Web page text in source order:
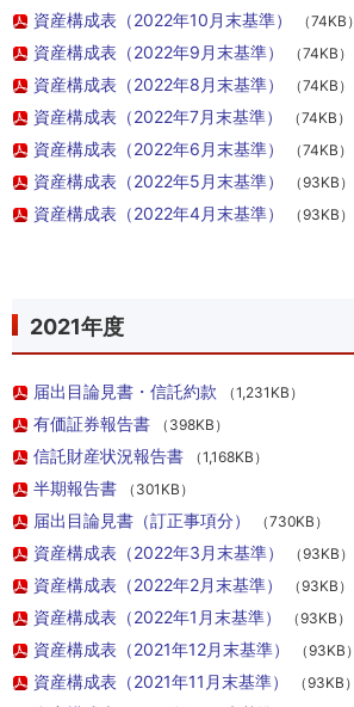
資産構成表（2022年10月末基準） （74KB）
資産構成表（2022年9月末基準） （74KB）
資産構成表（2022年8月末基準） （74KB）
資産構成表（2022年7月末基準） （74KB）
資産構成表（2022年6月末基準） （74KB）
資産構成表（2022年5月末基準） （93KB）
資産構成表（2022年4月末基準） （93KB）
2021年度
届出目論見書・信託約款 （1,231KB）
有価証券報告書 （398KB）
信託財産状況報告書 （1,168KB）
半期報告書 （301KB）
届出目論見書（訂正事項分） （730KB）
資産構成表（2022年3月末基準） （93KB）
資産構成表（2022年2月末基準） （93KB）
資産構成表（2022年1月末基準） （93KB）
資産構成表（2021年12月末基準） （93KB）
資産構成表（2021年11月末基準） （93KB）